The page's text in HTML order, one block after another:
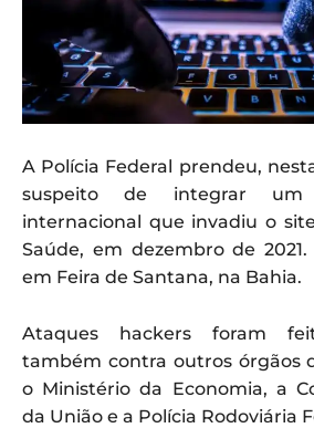
A Polícia Federal prendeu,
suspeito de integrar um
internacional que invadiu o
Saúde, em dezembro de
em Feira de Santana, na Bahia.
Ataques hackers foram
também contra outros órgãos
o Ministério da Economia, a
da União e a Polícia Rodoviária